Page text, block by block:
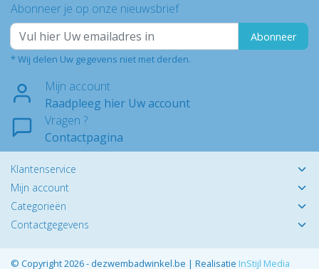
Abonneer je op onze nieuwsbrief
Abonneer
* Wij delen Uw gegevens niet met derden.
Mijn account
Raadpleeg hier Uw account
Vragen ?
Contactpagina
Klantenservice
Mijn account
Categorieën
Contactgegevens
© Copyright 2026 - dezwembadwinkel.be | Realisatie InStijl Media